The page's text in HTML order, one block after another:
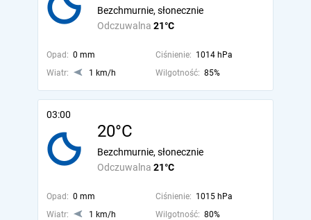
Odczuwalna 21°C
Bezchmurnie, słonecznie
Opad: 0 mm Ciśnienie: 1014 hPa
Wiatr:
1 km/h Wilgotność: 85%
03:00
20°C
Odczuwalna 21°C
Bezchmurnie, słonecznie
Opad: 0 mm Ciśnienie: 1015 hPa
Wiatr:
1 km/h Wilgotność: 80%